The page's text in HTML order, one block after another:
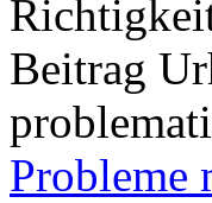
Beitrag
Probleme